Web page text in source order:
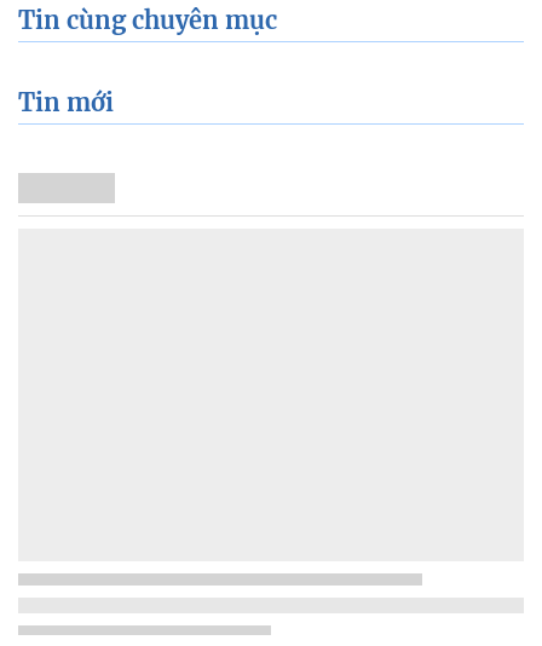
Tin cùng chuyên mục
Tin mới